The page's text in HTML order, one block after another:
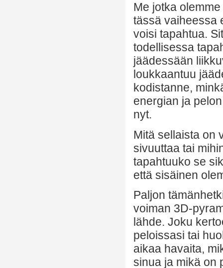
Me jotka
tässä vaiheessa
voisi tapahtua.
todellisessa
jäädessään
loukkaantuu
kodistanne,
energian ja
nyt.
Mitä sellaista on
sivuuttaa tai
tapahtuuko se
että sisäinen
Paljon
voiman 3D-
lähde. Joku
peloissasi tai
aikaa havaita,
sinua ja mikä on